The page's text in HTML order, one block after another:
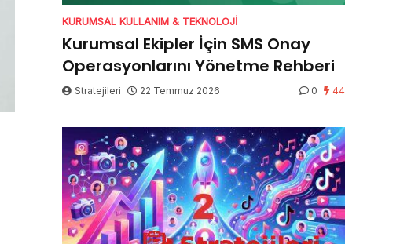
KURUMSAL KULLANIM & TEKNOLOJI
Kurumsal Ekipler İçin SMS Onay
Operasyonlarını Yönetme Rehberi
Stratejileri 22 Temmuz 2026 0 44